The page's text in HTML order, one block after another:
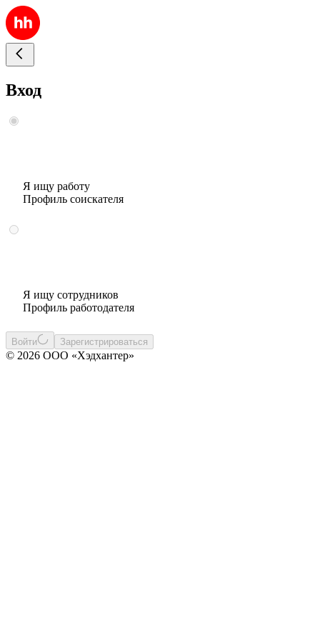
Вход
Я ищу работу
Профиль соискателя
Я ищу сотрудников
Профиль работодателя
Войти Зарегистрироваться
© 2026 ООО «Хэдхантер»